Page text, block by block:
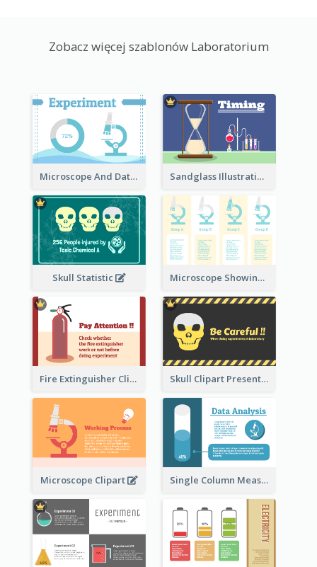
Zobacz więcej szablonów Laboratorium
Microscope And Data Clipart Sandglass Illustration
Skull Statistic Microscope Showing Comparison
Fire Extinguisher Clipart Skull Clipart Presenting Dangerous
Microscope Clipart Single Column Measurement